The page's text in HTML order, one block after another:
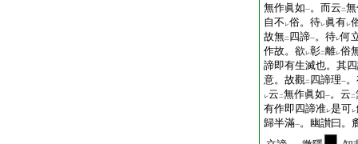
無作眞如一。而云 二
自不 レ俗。待レ眞有レ
故無二 四諦一。待レ何
作故。欲 レ彰二離レ俗
諦即有生滅也。其
意。故觀二 四諦理一
レ云 二無作眞如一。云 二
有作即四諦准レ是可レ
歸半滿一。幽讃曰。